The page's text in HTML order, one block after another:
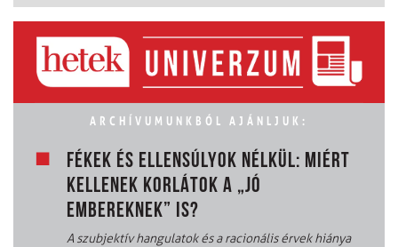
ARCHÍVUMUNKBÓL AJÁNLJUK:
FÉKEK ÉS ELLENSÚLYOK NÉLKÜL: MIÉRT
KELLENEK KORLÁTOK A „JÓ
EMBEREKNEK” IS?
A szubjektív hangulatok és a racionális érvek hiánya